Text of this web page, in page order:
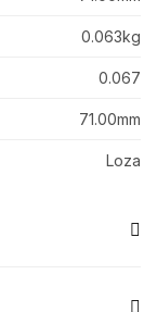
0.063kg
0.067
71.00mm
Loza